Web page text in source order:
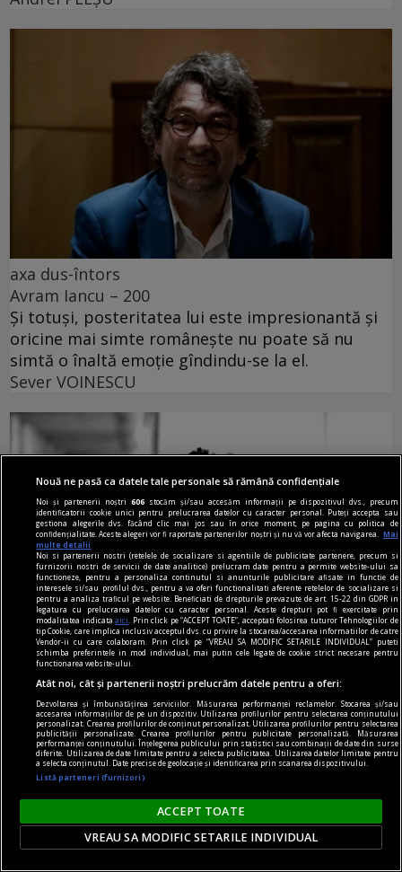
axa dus-întors
Avram Iancu – 200
Și totuși, posteritatea lui este impresionantă și
oricine mai simte românește nu poate să nu
simtă o înaltă emoție gîndindu-se la el.
Sever VOINESCU
accent pe istorie
Lech Walesa, din istorie și din prezent
Stocul pare limitat, istoria continuă.
Mihaela SIMINA
Nouă ne pasă ca datele tale personale să rămână confidențiale
Noi și partenerii noștri606 stocăm și/sau accesăm informații pe dispozitivul dvs., precum
identificatorii cookie unici pentru prelucrarea datelor cu caracter personal. Puteți accepta sau
gestiona alegerile dvs. făcând clic mai jos sau în orice moment, pe pagina cu politica de
confidențialitate. Aceste alegeri vor fi raportate partenerilor noștri și nu vă vor afecta navigarea.
Mai
multe detalii
Noi si partenerii nostri (retelele de socializare si agentiile de publicitate partenere, precum si
furnizorii nostri de servicii de date analitice) prelucram date pentru a permite website-ului sa
functioneze, pentru a personaliza continutul si anunturile publicitare afisate in functie de
interesele si/sau profilul dvs., pentru a va oferi functionalitati aferente retelelor de socializare si
pentru a analiza traficul pe website. Beneficiati de drepturile prevazute de art. 15-22 din GDPR in
legatura cu prelucrarea datelor cu caracter personal. Aceste drepturi pot fi exercitate prin
modalitatea indicataaici
. Prin click pe “ACCEPT TOATE”, acceptati folosirea tuturor Tehnologiilor de
tip Cookie, care implica inclusiv acceptul dvs. cu privire la stocarea/accesarea informatiilor de catre
Vendor-ii cu care colaboram. Prin click pe “VREAU SA MODIFIC SETARILE INDIVIDUAL” puteti
schimba preferintele in mod individual, mai putin cele legate de cookie strict necesare pentru
functionarea website-ului.
Atât noi, cât și partenerii noștri prelucrăm datele pentru a oferi:
Dezvoltarea și îmbunătățirea serviciilor. Măsurarea performanței reclamelor. Stocarea și/sau
accesarea informațiilor de pe un dispozitiv. Utilizarea profilurilor pentru selectarea conținutului
personalizat. Crearea profilurilor de conținut personalizat. Utilizarea profilurilor pentru selectarea
publicității personalizate. Crearea profilurilor pentru publicitate personalizată. Măsurarea
performanței conținutului. Înțelegerea publicului prin statistici sau combinații de date din surse
diferite. Utilizarea de date limitate pentru a selecta publicitatea. Utilizarea datelor limitate pentru
a selecta conținutul. Date precise de geolocație și identificarea prin scanarea dispozitivului.
Listă parteneri (furnizori)
ACCEPT TOATE
VREAU SA MODIFIC SETARILE INDIVIDUAL